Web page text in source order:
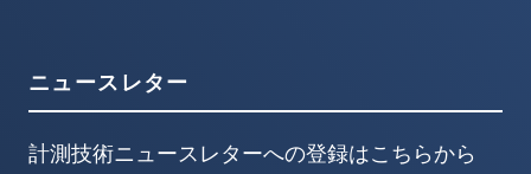
ニュースレター
計測技術ニュースレターへの登録はこちらから